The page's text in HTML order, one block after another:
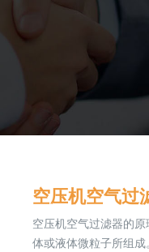
空压机空气过
空压机空气过滤器的
体或液体微粒子所组